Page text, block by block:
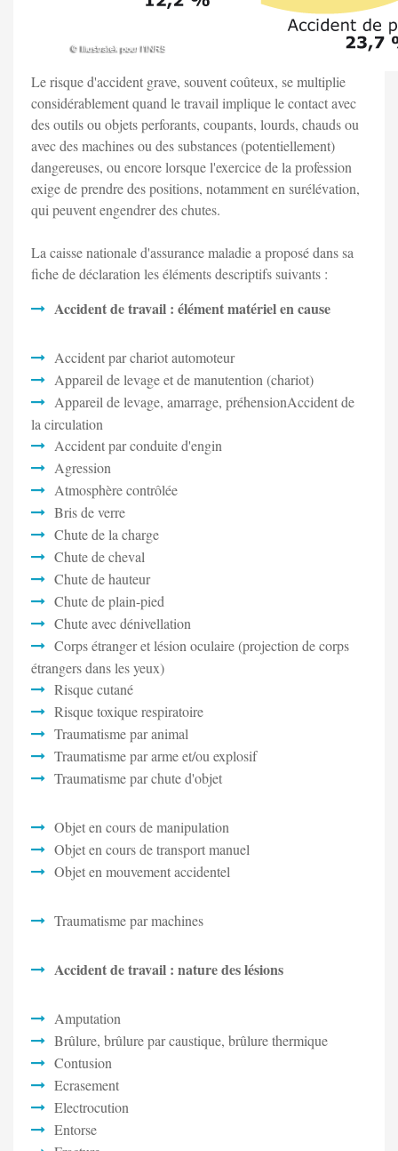
Le risque d'accident grave, souvent coûteux, se multiplie
considérablement quand le travail implique le contact avec
des outils ou objets perforants, coupants, lourds, chauds ou
avec des machines ou des substances (potentiellement)
dangereuses, ou encore lorsque l'exercice de la profession
exige de prendre des positions, notamment en surélévation,
qui peuvent engendrer des chutes.
La caisse nationale d'assurance maladie a proposé dans sa
fiche de déclaration les éléments descriptifs suivants :
Accident de travail : élément matériel en cause
Accident par chariot automoteur
Appareil de levage et de manutention (chariot)
Appareil de levage, amarrage, préhensionAccident de
la circulation
Accident par conduite d'engin
Agression
Atmosphère contrôlée
Bris de verre
Chute de la charge
Chute de cheval
Chute de hauteur
Chute de plain-pied
Chute avec dénivellation
Corps étranger et lésion oculaire (projection de corps
étrangers dans les yeux)
Risque cutané
Risque toxique respiratoire
Traumatisme par animal
Traumatisme par arme et/ou explosif
Traumatisme par chute d'objet
Objet en cours de manipulation
Objet en cours de transport manuel
Objet en mouvement accidentel
Traumatisme par machines
Accident de travail : nature des lésions
Amputation
Brûlure, brûlure par caustique, brûlure thermique
Contusion
Ecrasement
Electrocution
Entorse